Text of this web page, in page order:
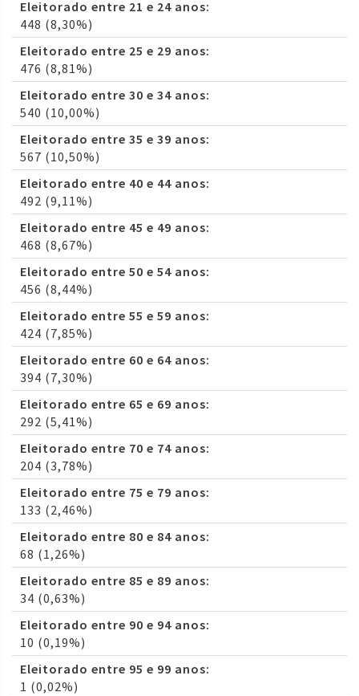
Eleitorado entre 21 e 24 anos:
448 (8,30%)
Eleitorado entre 25 e 29 anos:
476 (8,81%)
Eleitorado entre 30 e 34 anos:
540 (10,00%)
Eleitorado entre 35 e 39 anos:
567 (10,50%)
Eleitorado entre 40 e 44 anos:
492 (9,11%)
Eleitorado entre 45 e 49 anos:
468 (8,67%)
Eleitorado entre 50 e 54 anos:
456 (8,44%)
Eleitorado entre 55 e 59 anos:
424 (7,85%)
Eleitorado entre 60 e 64 anos:
394 (7,30%)
Eleitorado entre 65 e 69 anos:
292 (5,41%)
Eleitorado entre 70 e 74 anos:
204 (3,78%)
Eleitorado entre 75 e 79 anos:
133 (2,46%)
Eleitorado entre 80 e 84 anos:
68 (1,26%)
Eleitorado entre 85 e 89 anos:
34 (0,63%)
Eleitorado entre 90 e 94 anos:
10 (0,19%)
Eleitorado entre 95 e 99 anos:
1 (0,02%)